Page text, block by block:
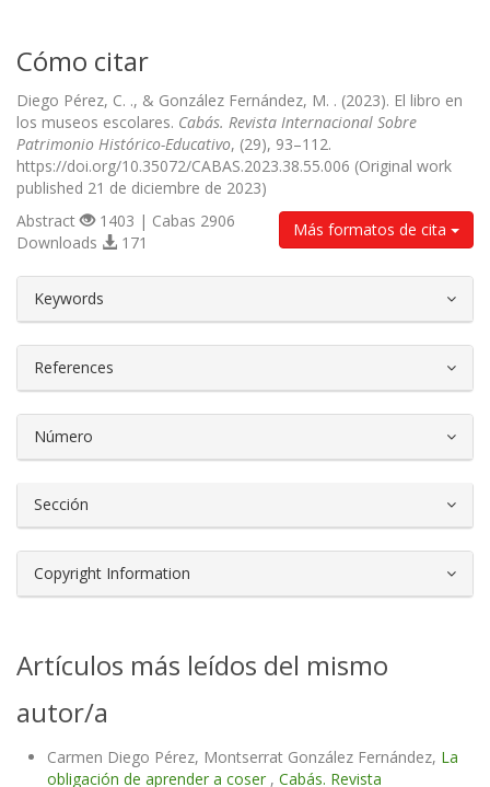
Cómo citar
Diego Pérez, C. ., & González Fernández, M. . (2023). El libro en
los museos escolares. Cabás. Revista Internacional Sobre
Patrimonio Histórico-Educativo, (29), 93–112.
https://doi.org/10.35072/CABAS.2023.38.55.006 (Original work
published 21 de diciembre de 2023)
Más formatos de cita
Abstract
1403 | Cabas 2906
Downloads
171
Keywords
References
Número
Sección
Copyright Information
Artículos más leídos del mismo
autor/a
Carmen Diego Pérez, Montserrat González Fernández, La
obligación de aprender a coser , Cabás. Revista